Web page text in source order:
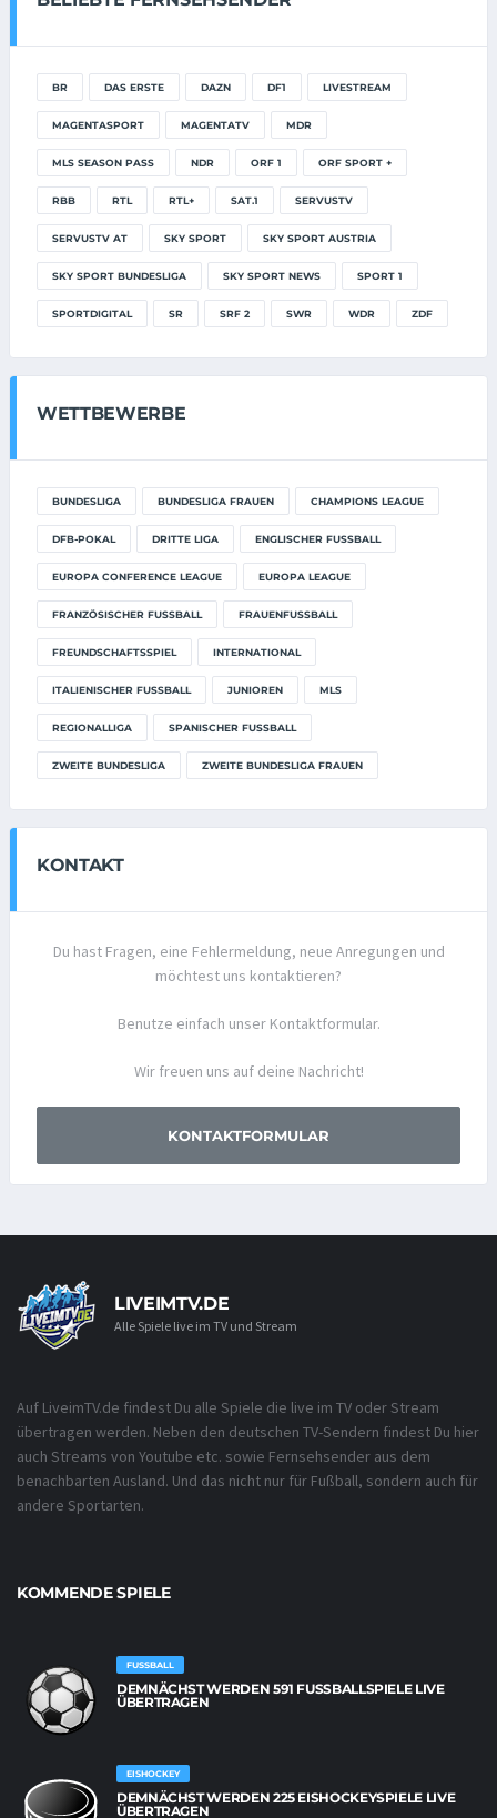
BR DAS ERSTE DAZN DF1 LIVESTREAM
MAGENTASPORT MAGENTATV MDR
MLS SEASON PASS NDR ORF 1 ORF SPORT +
RBB RTL RTL+ SAT.1 SERVUSTV
SERVUSTV AT SKY SPORT SKY SPORT AUSTRIA
SKY SPORT BUNDESLIGA SKY SPORT NEWS SPORT 1
SPORTDIGITAL SR SRF 2 SWR WDR ZDF
WETTBEWERBE
BUNDESLIGA BUNDESLIGA FRAUEN CHAMPIONS LEAGUE
DFB-POKAL DRITTE LIGA ENGLISCHER FUSSBALL
EUROPA CONFERENCE LEAGUE EUROPA LEAGUE
FRANZÖSISCHER FUSSBALL FRAUENFUSSBALL
FREUNDSCHAFTSSPIEL INTERNATIONAL
ITALIENISCHER FUSSBALL JUNIOREN MLS
REGIONALLIGA SPANISCHER FUSSBALL
ZWEITE BUNDESLIGA ZWEITE BUNDESLIGA FRAUEN
KONTAKT
Du hast Fragen, eine Fehlermeldung, neue Anregungen und
möchtest uns kontaktieren?
Benutze einfach unser Kontaktformular.
Wir freuen uns auf deine Nachricht!
KONTAKTFORMULAR
LIVEIMTV.DE
Alle Spiele live im TV und Stream
Auf LiveimTV.de findest Du alle Spiele die live im TV oder Stream
übertragen werden. Neben den deutschen TV-Sendern findest Du hier
auch Streams von Youtube etc. sowie Fernsehsender aus dem
benachbarten Ausland. Und das nicht nur für Fußball, sondern auch für
andere Sportarten.
KOMMENDE SPIELE
FUSSBALL
DEMNÄCHST WERDEN 591 FUSSBALLSPIELE LIVE Ü
BERTRAGEN
EISHOCKEY
DEMNÄCHST WERDEN 225 EISHOCKEYSPIELE LIVE
ÜBERTRAGEN